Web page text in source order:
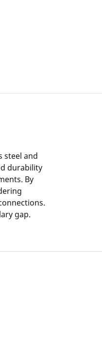
steel and
durability
By
gap.